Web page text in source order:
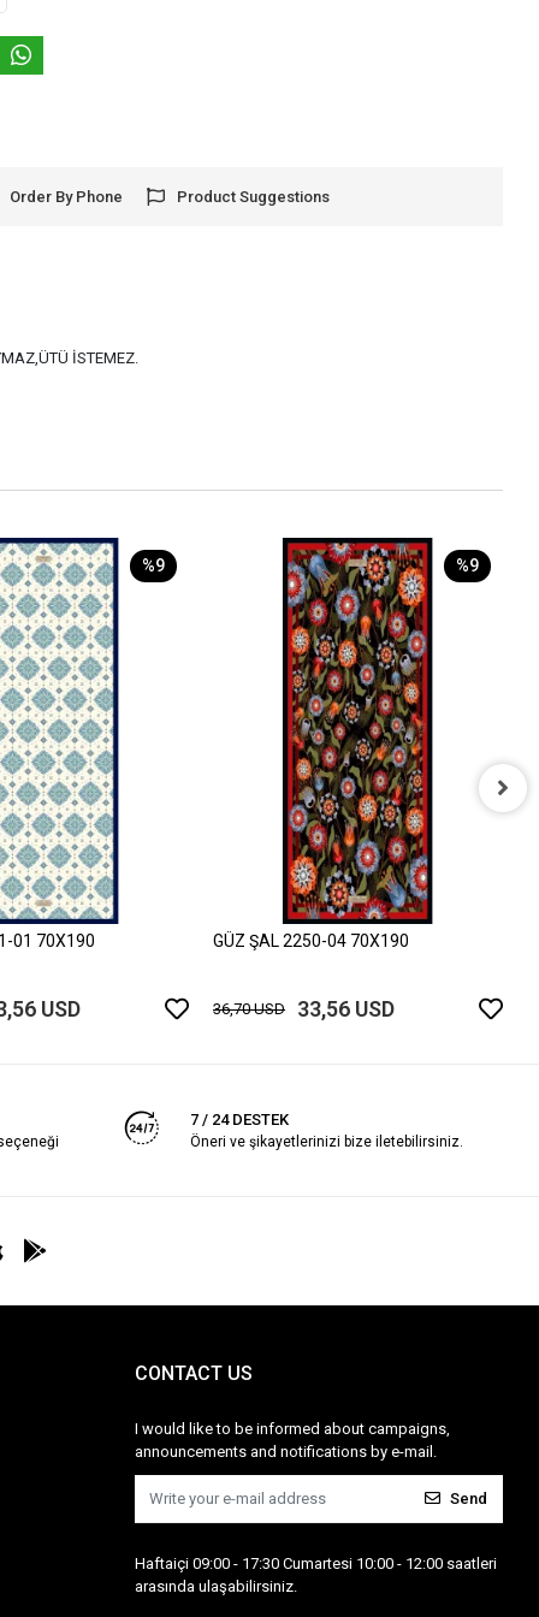
Order By Phone Product Suggestions
İSTEMEZ.
%9
01 70X190
USD
%9
GÜZ ŞAL 2250-04 70X190
36,70 USD 33,56 USD
7 / 24 DESTEK
Öneri ve şikayetlerinizi bize iletebilirsiniz.
CONTACT US
I would like to be informed about campaigns,
announcements and notifications by e-mail.
Send
Haftaiçi 09:00 - 17:30 Cumartesi 10:00 - 12:00 saatleri
arasında ulaşabilirsiniz.